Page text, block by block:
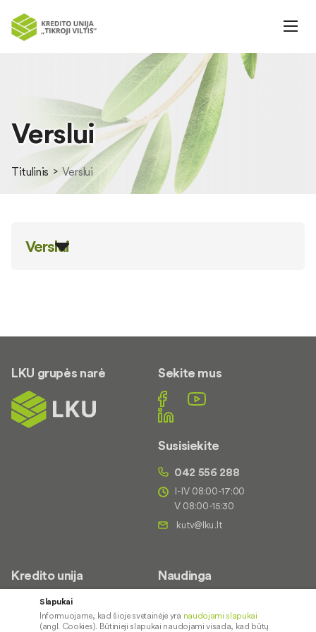
Verslui
Titulinis Verslui
Verslui
LKU grupės narė Sekite mus
Susisiekite
042 556 288
I-IV 08:00-17:00
V 08:00-15:30
Kredito unija
Apie mus
Kontaktai
Naudinga
Palūkanų normos
Slapukai
Informuojame, kad šioje svetainėje yra naudojami slapukai
(angl. Cookies). Būtinieji slapukai naudojami visada, kad būtų